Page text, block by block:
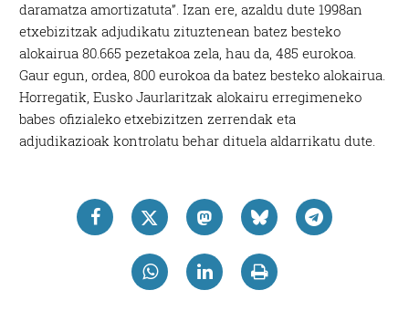
daramatza amortizatuta”. Izan ere, azaldu dute 1998an
etxebizitzak adjudikatu zituztenean batez besteko
alokairua 80.665 pezetakoa zela, hau da, 485 eurokoa.
Gaur egun, ordea, 800 eurokoa da batez besteko alokairua.
Horregatik, Eusko Jaurlaritzak alokairu erregimeneko
babes ofizialeko etxebizitzen zerrendak eta
adjudikazioak kontrolatu behar dituela aldarrikatu dute.